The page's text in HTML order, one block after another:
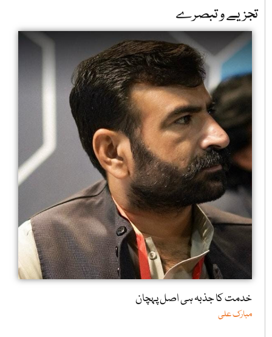
تجزیے و تبصرے
خدمت کا جذبہ ہی اصل پہچان
مبارک علی